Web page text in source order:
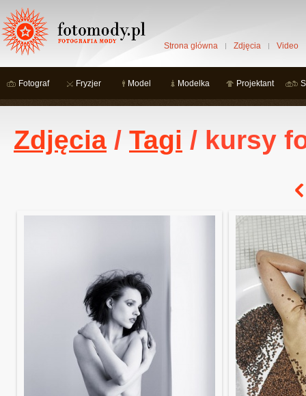
Strona główna Zdjęcia Video
Fotograf Fryzjer Model Modelka Projektant
Zdjęcia / Tagi / kursy